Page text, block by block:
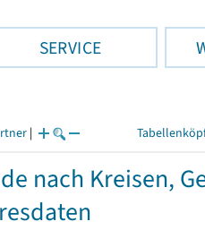
SERVICE
|
nach Kreisen,